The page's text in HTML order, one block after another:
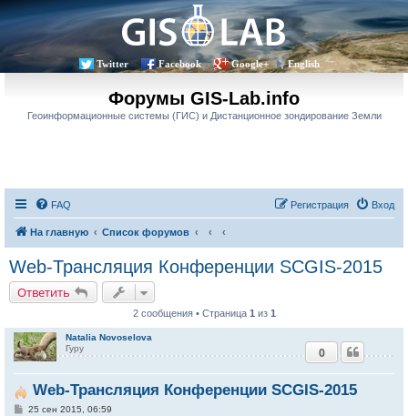
Twitter Facebook Google+ English
Форумы GIS-Lab.info
Геоинформационные системы (ГИС) и Дистанционное зондирование Земли
FAQ Вход
Регистрация
На главную Список форумов
Web-Трансляция Конференции SCGIS-2015
Ответить
2 сообщения • Страница 1 из 1
Natalia Novoselova
Гуру
Web-Трансляция Конференции SCGIS-2015
0
С25 сен 2015, 06:59